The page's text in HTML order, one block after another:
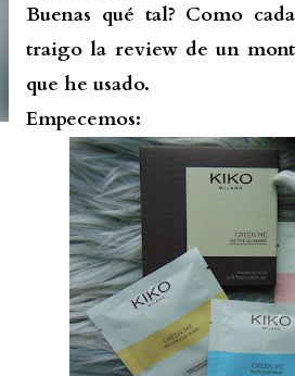
Buenas qué tal? Como
traigo la review de un
que he usado.
Empecemos: